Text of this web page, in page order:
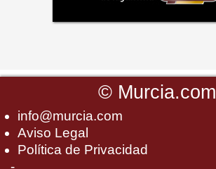
© Murcia.com
info@murcia.com
Aviso Legal
Política de Privacidad